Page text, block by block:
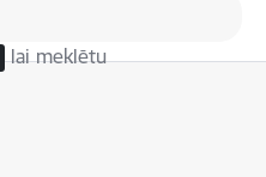
lai meklētu